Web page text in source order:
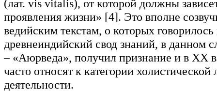
(лат. vis vitalis), от которой должны
проявления жизни» [4]. Это вполне
ведийским текстам, о которых
древнеиндийский свод знаний, в данном
– «Аюрведа», получил признание и в ХХ
часто относят к категории холистической
деятельности.